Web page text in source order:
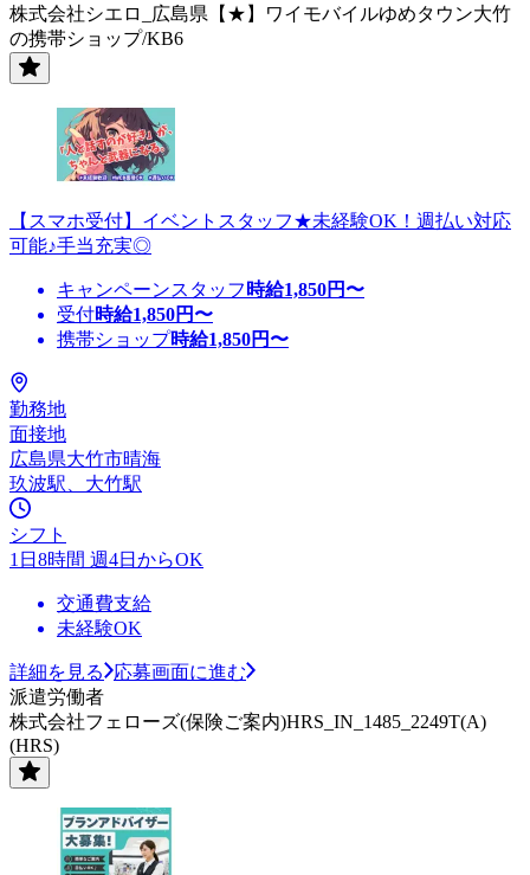
株式会社シエロ_広島県【★】ワイモバイルゆめタウン大竹
の携帯ショップ/KB6
【スマホ受付】イベントスタッフ★未経験OK！週払い対応
可能♪手当充実◎
キャンペーンスタッフ 時給1,850円〜
受付時給1,850円〜
携帯ショップ時給1,850円〜
勤務地
面接地
広島県大竹市晴海
玖波駅、大竹駅
シフト
1日8時間 週4日からOK
交通費支給
未経験OK
詳細を見る
応募画面に進む
派遣労働者
株式会社フェローズ(保険ご案内)HRS_IN_1485_2249T(A)
(HRS)